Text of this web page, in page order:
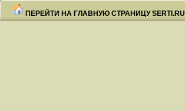
ПЕРЕЙТИ НА ГЛАВНУЮ СТРАНИЦУ SERTI.RU